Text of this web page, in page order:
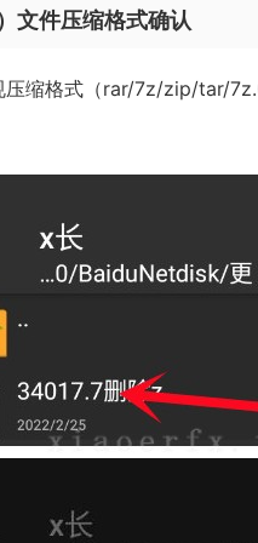
）文件压缩格式确认
压缩格式（rar/7z/zip/tar/